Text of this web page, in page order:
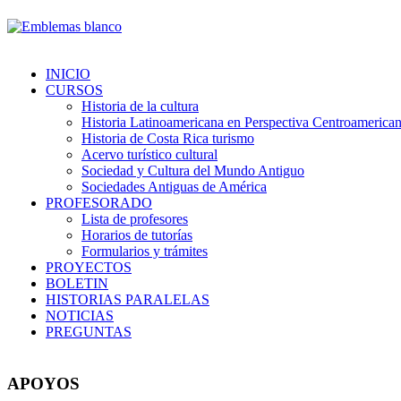
INICIO
CURSOS
Historia de la cultura
Historia Latinoamericana en Perspectiva
Historia de Costa Rica turismo
Acervo turístico cultural
Sociedad y Cultura del Mundo Antiguo
Sociedades Antiguas de América
PROFESORADO
Lista de profesores
Horarios de tutorías
Formularios y trámites
PROYECTOS
BOLETIN
HISTORIAS PARALELAS
NOTICIAS
PREGUNTAS
APOYOS